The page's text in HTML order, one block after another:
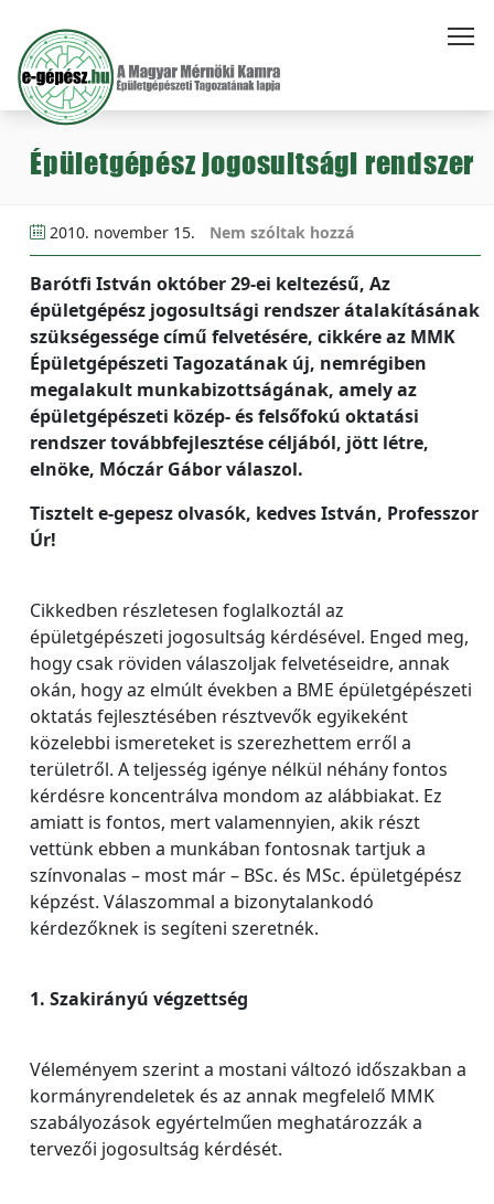
Épületgépész jogosultsági rendszer
2010. november 15. Nem szóltak hozzá
Barótfi István október 29-ei keltezésű, Az
épületgépész jogosultsági rendszer átalakításának
szükségessége című felvetésére, cikkére az MMK
Épületgépészeti Tagozatának új, nemrégiben
megalakult munkabizottságának, amely az
épületgépészeti közép- és felsőfokú oktatási
rendszer továbbfejlesztése céljából, jött létre,
elnöke, Móczár Gábor válaszol.
Tisztelt e-gepesz olvasók, kedves István, Professzor
Úr!
Cikkedben részletesen foglalkoztál az
épületgépészeti jogosultság kérdésével. Enged meg,
hogy csak röviden válaszoljak felvetéseidre, annak
okán, hogy az elmúlt években a BME épületgépészeti
oktatás fejlesztésében résztvevők egyikeként
közelebbi ismereteket is szerezhettem erről a
területről. A teljesség igénye nélkül néhány fontos
kérdésre koncentrálva mondom az alábbiakat. Ez
amiatt is fontos, mert valamennyien, akik részt
vettünk ebben a munkában fontosnak tartjuk a
színvonalas – most már – BSc. és MSc. épületgépész
képzést. Válaszommal a bizonytalankodó
kérdezőknek is segíteni szeretnék.
1. Szakirányú végzettség
Véleményem szerint a mostani változó időszakban a
kormányrendeletek és az annak megfelelő MMK
szabályozások egyértelműen meghatározzák a
tervezői jogosultság kérdését.